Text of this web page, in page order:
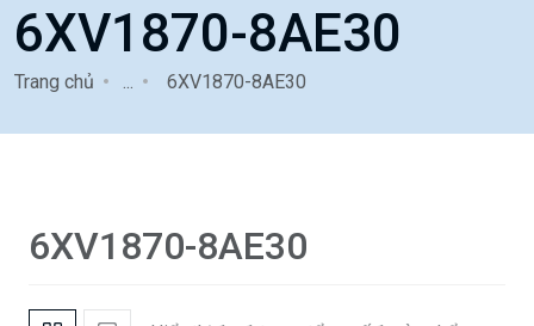
6XV1870-8AE30
Trang chủ 6XV1870-8AE30
6XV1870-8AE30